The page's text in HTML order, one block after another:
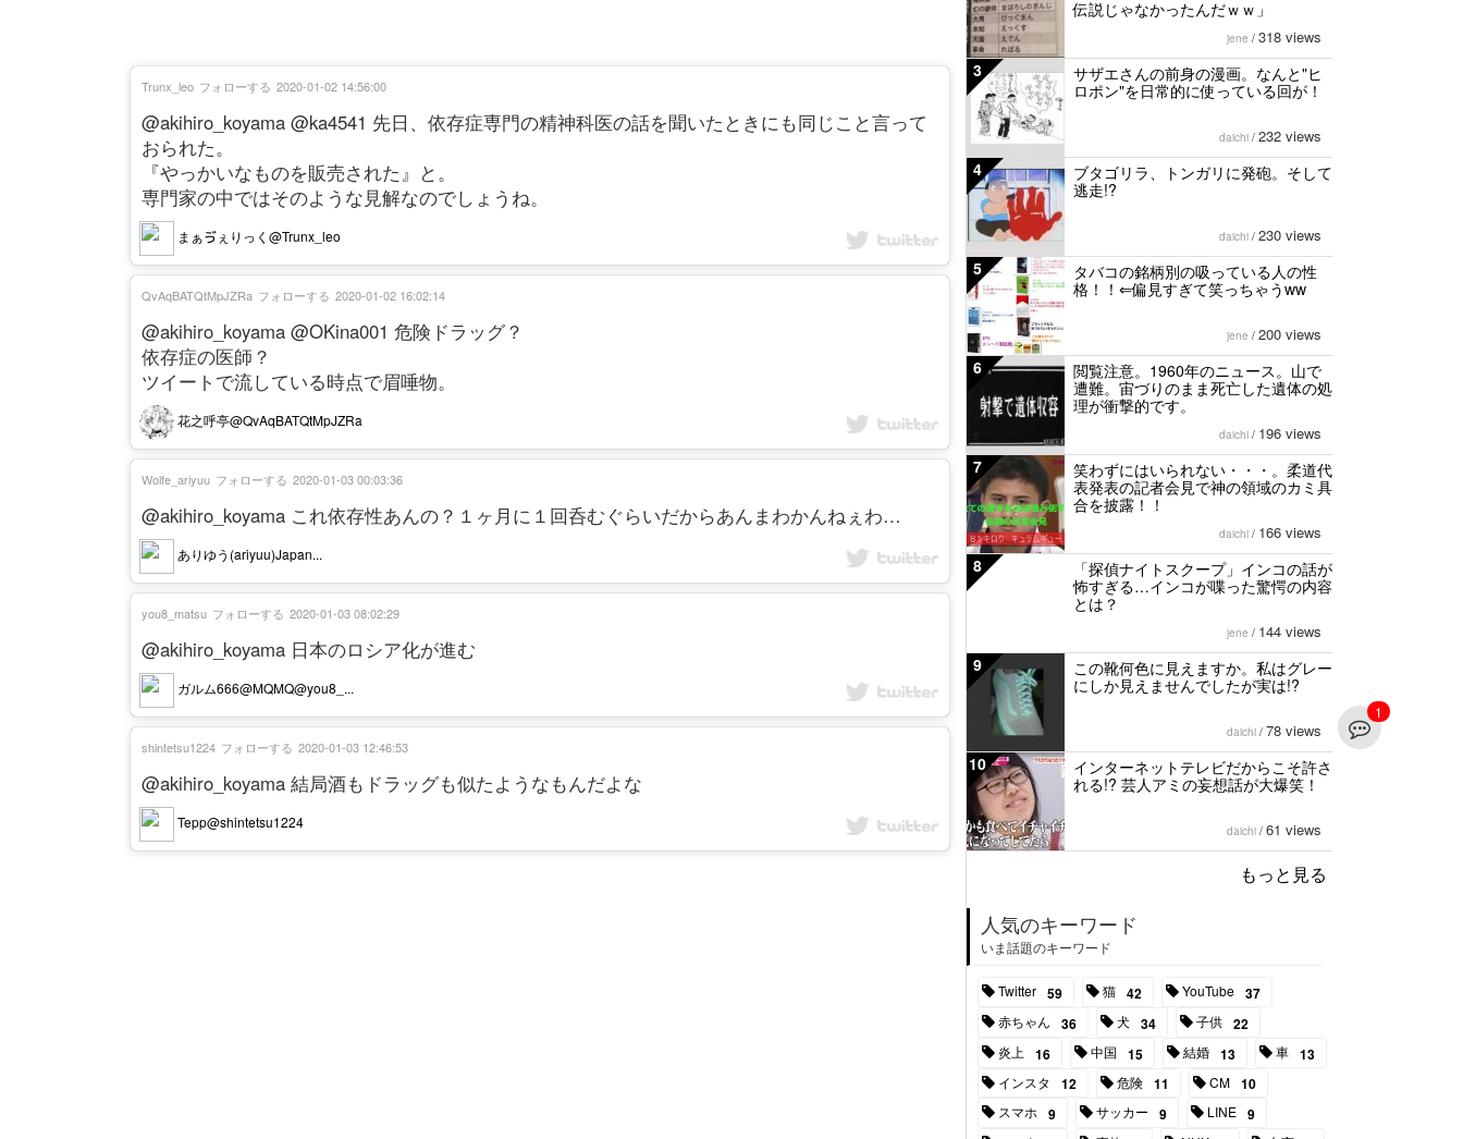
@akihiro_koyama @ka4541 先日、依存症専門の精神科医の話を聞いたときにも同じこと言って
おられた。
『やっかいなものを販売された』と。
専門家の中ではそのような見解なのでしょうね。
まぁゔぇりっく@Trunx_leo
Trunx_leo フォローする 2020-01-02 14:56:00
@akihiro_koyama @OKina001 危険ドラッグ？
依存症の医師？
ツイートで流している時点で眉唾物。
花之呼亭@QvAqBATQtMpJZRa
QvAqBATQtMpJZRa フォローする 2020-01-02 16:02:14
@akihiro_koyama これ依存性あんの？１ヶ月に１回呑むぐらいだからあんまわかんねぇわ…
ありゆう(ariyuu)Japan...
Wolfe_ariyuu フォローする 2020-01-03 00:03:36
@akihiro_koyama 日本のロシア化が進む
ガルム666@MQMQ@you8_...
you8_matsu フォローする 2020-01-03 08:02:29
@akihiro_koyama 結局酒もドラッグも似たようなもんだよな
Tepp@shintetsu1224
shintetsu1224 フォローする 2020-01-03 12:46:53
1
伝説じゃなかったんだｗｗ」
jene / 318 views
3
サザエさんの前身の漫画。なんと"ヒ
ロポン"を日常的に使っている回が！
daichi / 232 views
4
ブタゴリラ、トンガリに発砲。そして
逃走!?
daichi / 230 views
5
タバコの銘柄別の吸っている人の性
格！！⇐偏見すぎて笑っちゃうww
jene / 200 views
6
閲覧注意。1960年のニュース。山で
遭難。宙づりのまま死亡した遺体の処
理が衝撃的です。
daichi / 196 views
7
笑わずにはいられない・・・。柔道代
表発表の記者会見で神の領域のカミ具
合を披露！！
daichi / 166 views
8
「探偵ナイトスクープ」インコの話が
怖すぎる…インコが喋った驚愕の内容
とは？
jene / 144 views
9
この靴何色に見えますか。私はグレー
にしか見えませんでしたが実は!?
daichi / 78 views
10
インターネットテレビだからこそ許さ
れる!? 芸人アミの妄想話が大爆笑！
daichi / 61 views
もっと見る
人気のキーワード
いま話題のキーワード
Twitter 59 猫 42 YouTube 37
赤ちゃん 36 犬 34 子供 22
炎上 16 中国 15 結婚 13 車 13
インスタ 12 危険 11 CM 10
スマホ 9 サッカー 9 LINE 9